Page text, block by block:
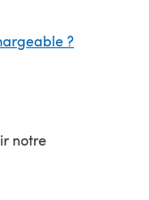
?
notre